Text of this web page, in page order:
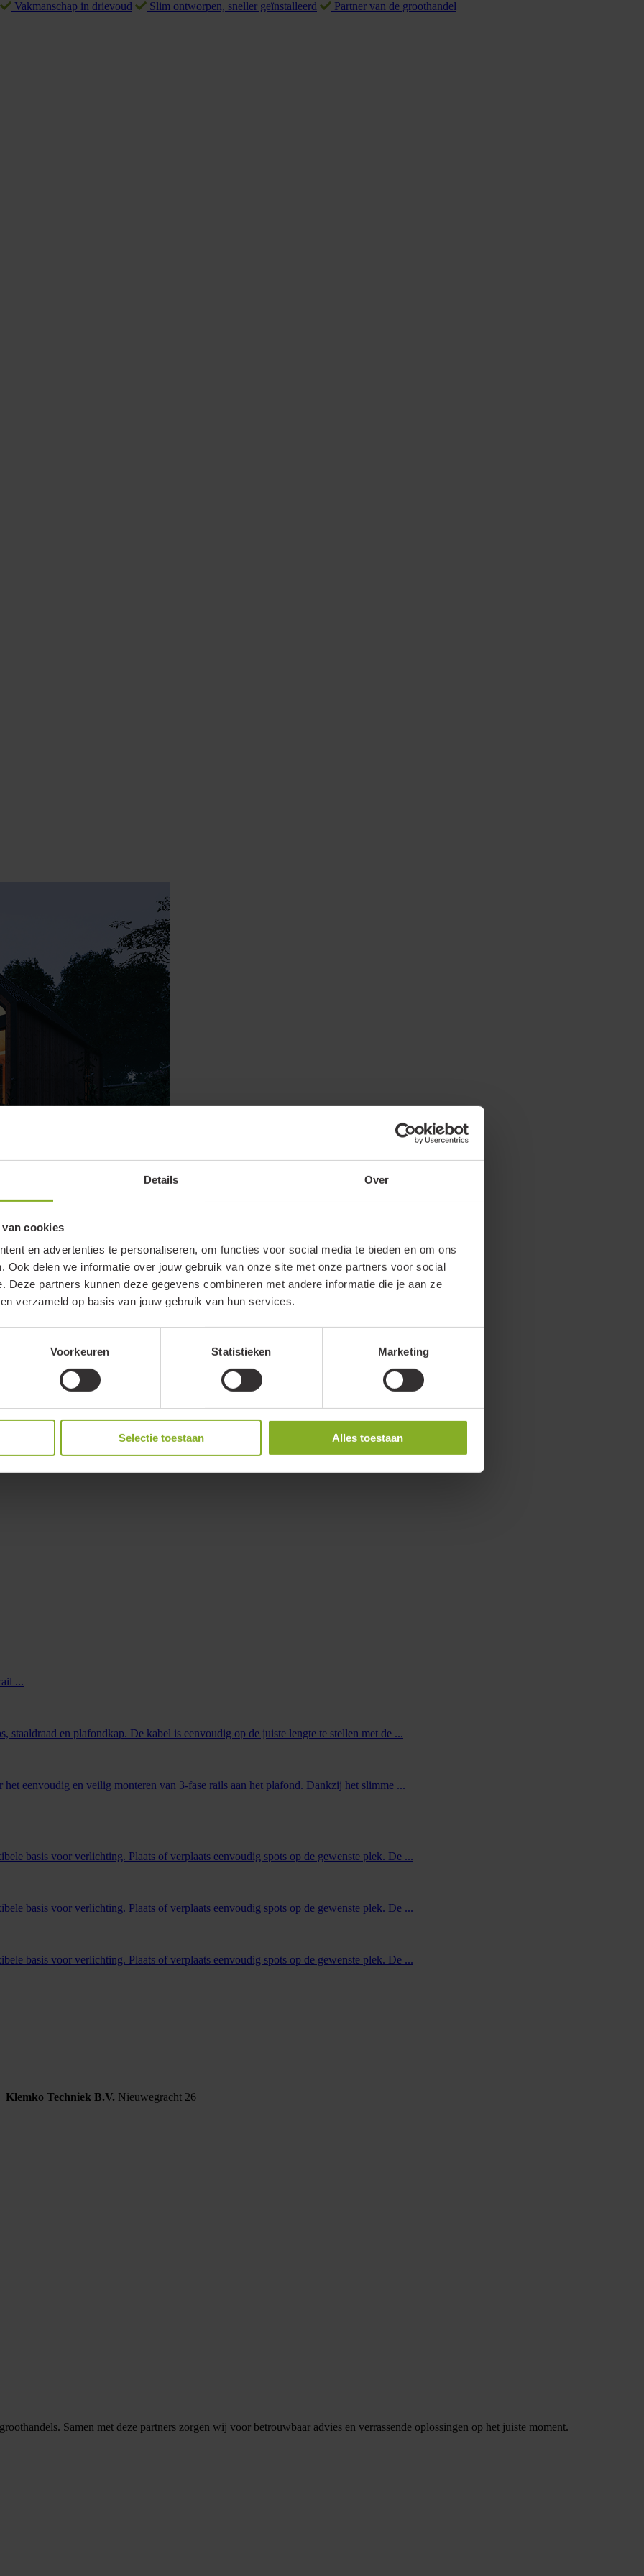
Details Over
cookies
en advertenties te personaliseren, om functies voor social media te bieden en om ons
Ook delen we informatie over jouw gebruik van onze site met onze partners voor social
Deze partners kunnen deze gegevens combineren met andere informatie die je aan ze
verzameld op basis van jouw gebruik van hun services.
Voorkeuren Statistieken Marketing
Selectie toestaan Alles toestaan
Vakmanschap in drievoud Slim ontworpen, sneller geïnstalleerd
Partner van de groothandel
...
staaldraad en plafondkap. De kabel is eenvoudig op de juiste lengte te stellen met de ...
eenvoudig en veilig monteren van 3-fase rails aan het plafond. Dankzij het slimme ...
basis voor verlichting. Plaats of verplaats eenvoudig spots op de gewenste plek. De ...
basis voor verlichting. Plaats of verplaats eenvoudig spots op de gewenste plek. De ...
basis voor verlichting. Plaats of verplaats eenvoudig spots op de gewenste plek. De ...
Klemko Techniek B.V. Nieuwegracht 26
Samen met deze partners zorgen wij voor betrouwbaar advies en verrassende oplossingen op het juiste moment.
op +31 88 002 33 00 of info@lumiko.nl